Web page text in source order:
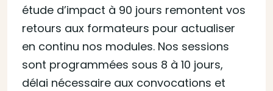
étude d’impact à 90 jours remontent vos
retours aux formateurs pour actualiser
en continu nos modules. Nos sessions
sont programmées sous 8 à 10 jours,
délai nécessaire aux convocations et